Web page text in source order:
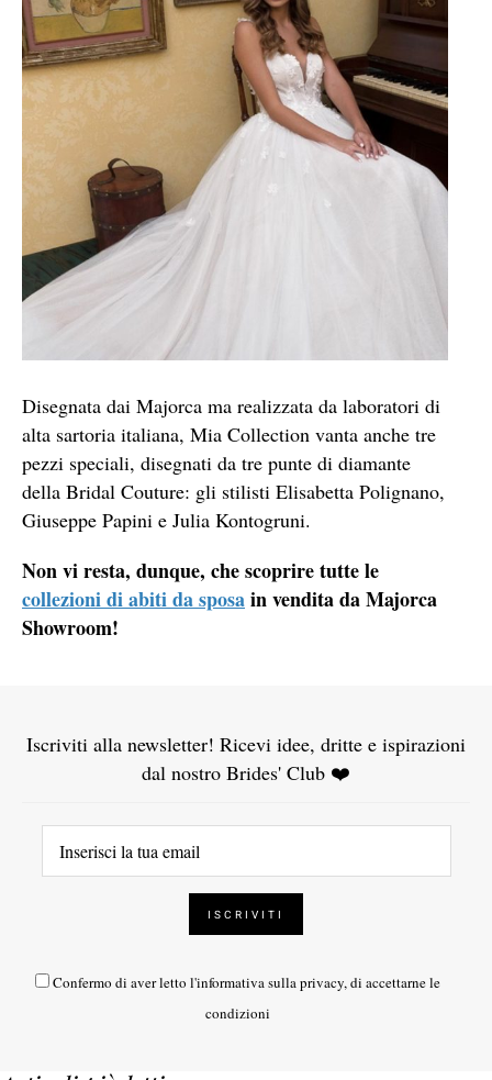
Disegnata dai Majorca ma realizzata da laboratori di
alta sartoria italiana, Mia Collection vanta anche tre
pezzi speciali, disegnati da tre punte di diamante
della Bridal Couture: gli stilisti Elisabetta Polignano,
Giuseppe Papini e Julia Kontogruni.
Non vi resta, dunque, che scoprire tutte le
collezioni di abiti da sposain vendita da Majorca
Showroom!
Iscriviti alla newsletter! Ricevi idee, dritte e ispirazioni
dal nostro Brides' Club ❤️
Confermo di aver letto l'informativa sulla privacy, di accettarne le
condizioni